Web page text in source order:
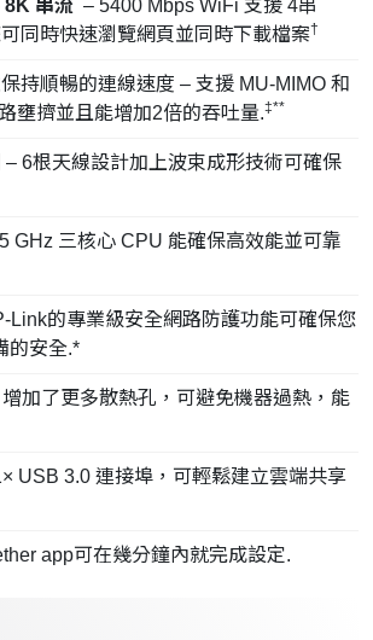
串流 – 5400 Mbps WiFi 支援 4串
同時快速瀏覽網頁並同時下載檔案†
持順暢的連線速度 – 支援 MU-MIMO 和
壅擠並且能增加2倍的吞吐量.‡**
– 6根天線設計加上波束成形技術可確保
GHz 三核心 CPU 能確保高效能並可靠
Link的專業級安全網路防護功能可確保您
的安全.*
加了更多散熱孔，可避免機器過熱，能
USB 3.0 連接埠，可輕鬆建立雲端共享
app可在幾分鐘內就完成設定.